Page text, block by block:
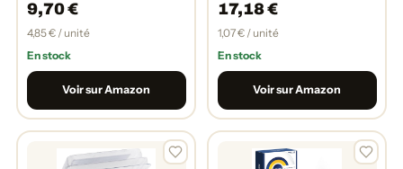
poche, détecteurs de fumée
9,70 €
4,85 € / unité
En stock
Voir sur Amazon
17,18 €
1,07 € / unité
En stock
Voir sur Amazon